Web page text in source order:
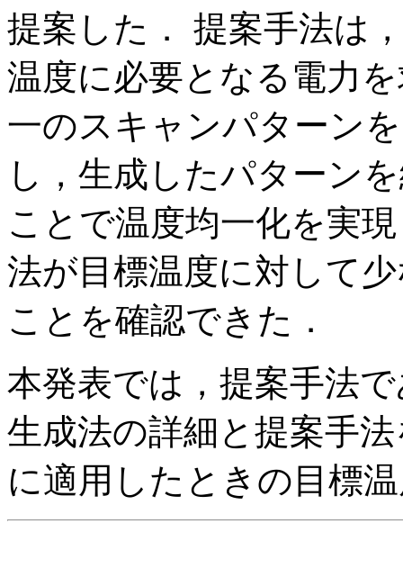
提案した． 提案手法は
温度に必要となる電力
一のスキャンパターン
し，生成したパターン
ことで温度均一化を実
法が目標温度に対して
ことを確認できた．
本発表では，提案手法
生成法の詳細と提案手
に適用したときの目標